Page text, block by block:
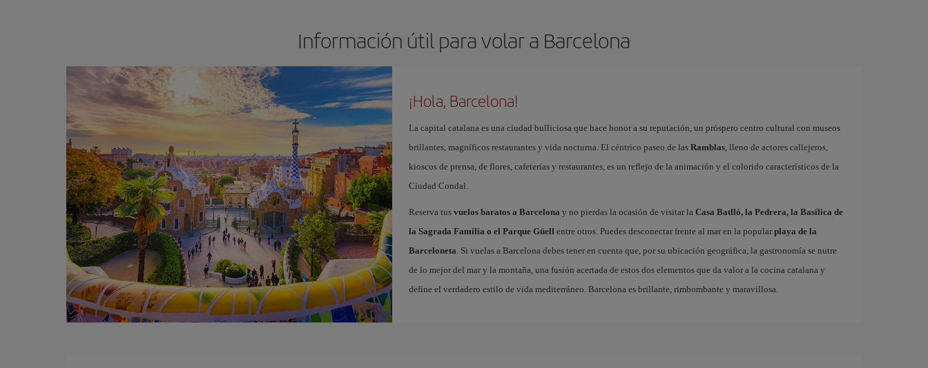
Información útil para volar a Barcelona
¡Hola, Barcelona!
La capital catalana es una ciudad bulliciosa que hace honor a su reputación, un próspero centro cultural con museos
brillantes, magníficos restaurantes y vida nocturna. El céntrico paseo de las Ramblas, lleno de actores callejeros,
kioscos de prensa, de flores, cafeterías y restaurantes, es un reflejo de la animación y el colorido característicos de la
Ciudad Condal.
Reserva tus vuelos baratos a Barcelona y no pierdas la ocasión de visitar la Casa Batlló, la Pedrera, la Basílica de
la Sagrada Familia o el Parque Güell entre otros. Puedes desconectar frente al mar en la popular playa de la
Barceloneta. Si vuelas a Barcelona debes tener en cuenta que, por su ubicación geográfica, la gastronomía se nutre
de lo mejor del mar y la montaña, una fusión acertada de estos dos elementos que da valor a la cocina catalana y
define el verdadero estilo de vida mediterráneo. Barcelona es brillante, rimbombante y maravillosa.